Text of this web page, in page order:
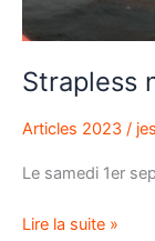
Strapless
Articles 2023 /
Le samedi 1er
Lire la suite »